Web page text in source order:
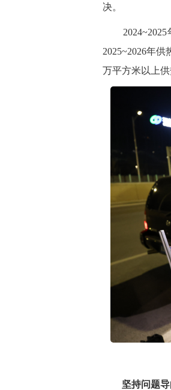
决。
2024~2025
2025~2026年
万平方米以上供
坚持问题